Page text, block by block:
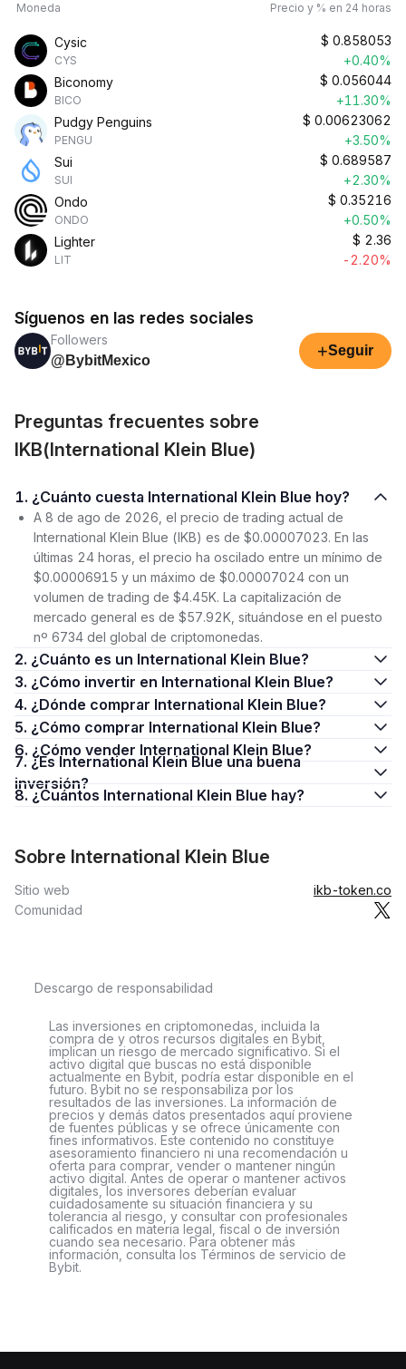
Moneda Precio y % en 24 horas
Cysic
CYS
$ 0.858053
+0.40%
Biconomy
BICO
$ 0.056044
+11.30%
Pudgy Penguins
PENGU
$ 0.00623062
+3.50%
Sui
SUI
$ 0.689587
+2.30%
Ondo
ONDO
$ 0.35216
+0.50%
Lighter
LIT
$ 2.36
-2.20%
Síguenos en las redes sociales
Followers
@BybitMexico
+Seguir
Preguntas frecuentes sobre
IKB(International Klein Blue)
1. ¿Cuánto cuesta International Klein Blue hoy?
A 8 de ago de 2026, el precio de trading actual de
International Klein Blue (IKB) es de $0.00007023. En las
últimas 24 horas, el precio ha oscilado entre un mínimo de
$0.00006915 y un máximo de $0.00007024 con un
volumen de trading de $4.45K. La capitalización de
mercado general es de $57.92K, situándose en el puesto
nº 6734 del global de criptomonedas.
2. ¿Cuánto es un International Klein Blue?
3. ¿Cómo invertir en International Klein Blue?
4. ¿Dónde comprar International Klein Blue?
5. ¿Cómo comprar International Klein Blue?
6. ¿Cómo vender International Klein Blue?
7. ¿Es International Klein Blue una buena
inversión?
8. ¿Cuántos International Klein Blue hay?
Sobre International Klein Blue
Sitio web
ikb-token.co
Comunidad
Descargo de responsabilidad
Las inversiones en criptomonedas, incluida la
compra de y otros recursos digitales en Bybit,
implican un riesgo de mercado significativo. Si el
activo digital que buscas no está disponible
actualmente en Bybit, podría estar disponible en el
futuro. Bybit no se responsabiliza por los
resultados de las inversiones. La información de
precios y demás datos presentados aquí proviene
de fuentes públicas y se ofrece únicamente con
fines informativos. Este contenido no constituye
asesoramiento financiero ni una recomendación u
oferta para comprar, vender o mantener ningún
activo digital. Antes de operar o mantener activos
digitales, los inversores deberían evaluar
cuidadosamente su situación financiera y su
tolerancia al riesgo, y consultar con profesionales
calificados en materia legal, fiscal o de inversión
cuando sea necesario. Para obtener más
información, consulta los Términos de servicio de
Bybit.